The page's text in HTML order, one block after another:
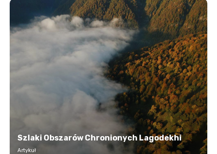
Szlaki Obszarów Chronionych Lagodekhi
Artykuł